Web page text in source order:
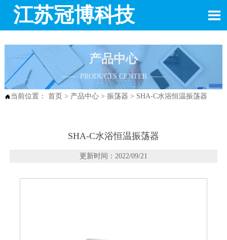
江苏冠博科技 
产品中心
—— PRODUCTS CENTER ——
当前位置： 首页 > 产品中心> 振荡器 > SHA-C水浴恒温振荡器
SHA-C水浴恒温振荡器
更新时间：2022/09/21